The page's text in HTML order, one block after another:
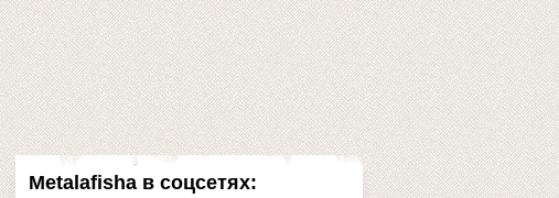
Metalafisha в соцсетях: